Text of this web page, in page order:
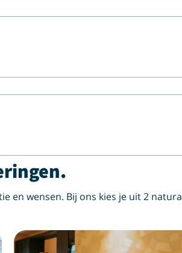
en wensen. Bij ons kies je uit 2 natura